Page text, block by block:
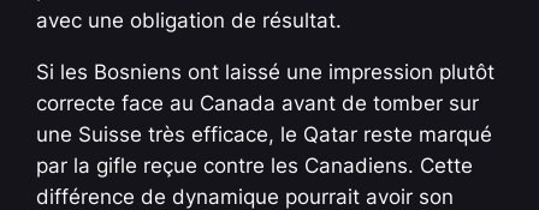
avec une obligation de résultat.
Si les Bosniens ont laissé une impression plutôt
correcte face au Canada avant de tomber sur
une Suisse très efficace, le Qatar reste marqué
par la gifle reçue contre les Canadiens. Cette
différence de dynamique pourrait avoir son